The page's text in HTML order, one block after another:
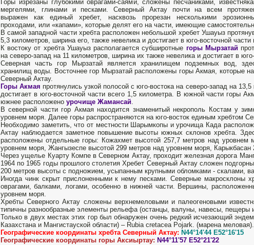
Горы изрезаны глубокими оврагами-саями, сложены песчаниками,
мергелями, глинами и песками. Северный Актау почти на всем
выражен как единый хребет, насквозь прорезан несколькими
проходами, или «капами», которые делят его на части, имеющие
В самой западной части хребта расположен небольшой хребет Ушауыз
5,3 километров, ширина его, также невелика и достигает в юго-восточной части
К востоку от хребта Ушауыз располагается субширотные горы Мырзатай
на северо-запад на 11 километров, ширина их также невелика и достигает в
Северная часть гор Мырзатай является хранилищем подземных вод,
хранилищ воды. Восточнее гор Мырзатай расположены горы Акмая, которые
Северный Актау.
Горы Акмая протянулись узкой полосой с юго-востока на северо-запад на
достигает в юго-восточной части всего 1,5 километра. В южной части горы
южнее расположено урочище Жамансай.
В северной части гор Акмая находится знаменитый некрополь Костам у
уровнем моря. Далее горы распространяются на юго-восток единым хребтом
Необходимо заметить, что от местности Шарымкопы и урочища Када
Актау наблюдается заметное повышение высоты южных склонов хребта.
расположены отдельные горы: Кожахмет высотой 257,7 метров над уровнем
уровнем моря, Жангызеспе высотой 299 метров над уровнем моря,
Через ущелье Куарту Компе в Северном Актау, проходит железная дорога
1964 по 1965 годы прошлого столетия Хребет Северный Актау сложен
200 метров высоты с подножием, усыпанным крупными обломками - скалами,
Иногда чинк скрыт прислоненными к нему песками. Северные макросклоны
оврагами, балками, логами, особенно в нижней части. Вершины,
уровнем моря.
Хребты Северного Актау сложены верхнемеловыми и палеогеновыми
типичны разнообразные элементы рельефа (останцы, валуны, навесы, пещеры
Только в двух местах этих гор был обнаружен очень редкий исчезающий
Казахстана и Мангистауской области) – Rubia cretacea Pojark. (марена меловая).
Географические координаты хребта Северный Актау: N44°14'44 E52°16'15
Географические координаты горы Аксиыртау: N44°11'57 E52°21'22